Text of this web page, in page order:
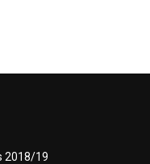
2018/19